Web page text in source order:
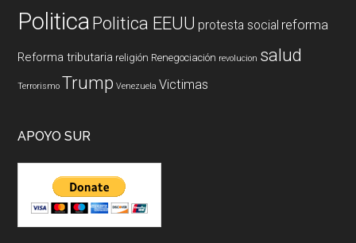
PoliticaPolitica EEUU protesta social reforma
Reforma tributaria religión Renegociación revolucion salud
Terrorismo Trump Venezuela Victimas
APOYO SUR